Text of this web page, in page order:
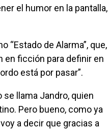
el humor en la pantalla,
en ficción para definir en
está por pasar”.
Pero bueno, como ya
a decir que gracias a